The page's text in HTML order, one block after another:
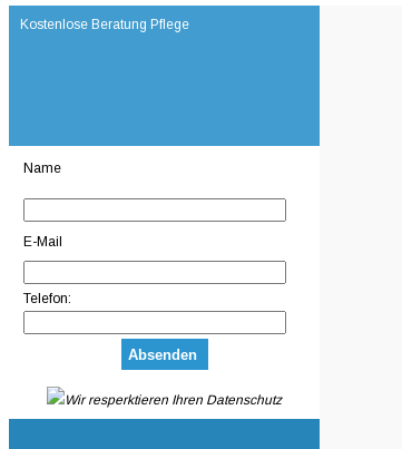
Kostenlose Beratung Pflege
Name
E-Mail
Telefon:
Wir resperktieren Ihren Datenschutz